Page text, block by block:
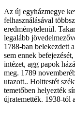
Az új egyházmegye
felhasználásával
eredménytelenül.
legalább
1788-ban belekezdett
sem ennek
intézet, agg papok
meg. 1789
utazott.. Holttestét
temetőben helyezték
újratemették. 1938-tól